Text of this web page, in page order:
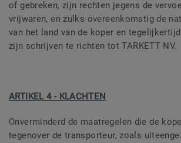
of gebreken, zijn rechten jegens de
vrijwaren, en zulks overeenkomstig de
van het land van de koper en
zijn schrijven te richten tot TARKETT NV.
ARTIKEL 4 - KLACHTEN
Onverminderd de maatregelen die de
tegenover de transporteur, zoals